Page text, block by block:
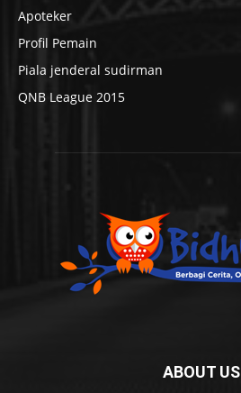
Apoteker
Profil Pemain
Piala jenderal sudirman
QNB League 2015
ABOUT US